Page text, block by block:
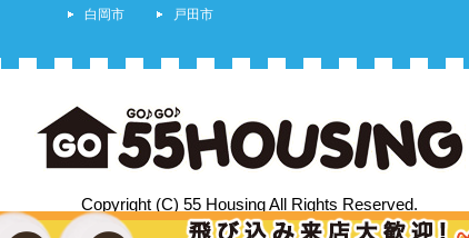
白岡市
戸田市
Copyright (C) 55 Housing All Rights Reserved.